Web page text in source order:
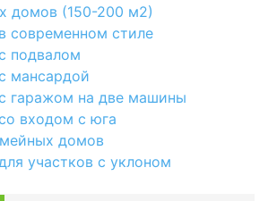
домов (150-200 м2)
современном стиле
подвалом
мансардой
гаражом на две машины
входом с юга
домов
участков с уклоном